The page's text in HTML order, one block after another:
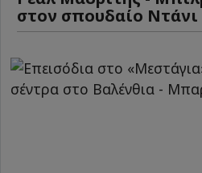
στον σπουδαίο